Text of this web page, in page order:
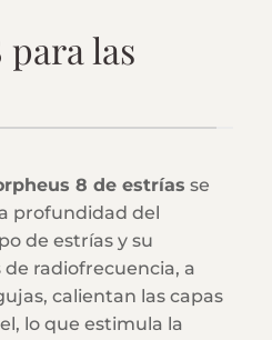
las
8 de estrías se
profundidad del
de estrías y su
de radiofrecuencia, a
calientan las capas
lo que estimula la